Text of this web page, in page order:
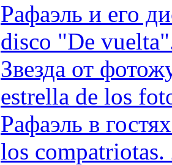
Рафаэль и его
disco "De
Звезда от
estrella de los
Рафаэль в
los compatriotas.